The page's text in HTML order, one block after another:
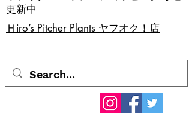
​Ｈiro’s Pitcher Plants ヤフオク！店
更新中